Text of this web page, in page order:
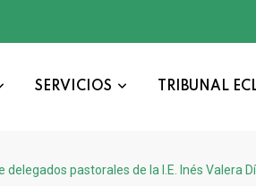
SERVICIOS TRIBUNAL
pastorales de la I.E. Inés Valera